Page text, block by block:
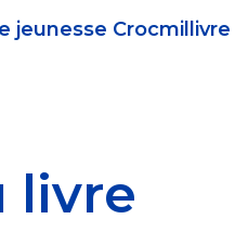
jeunesse Crocmillivre
livre